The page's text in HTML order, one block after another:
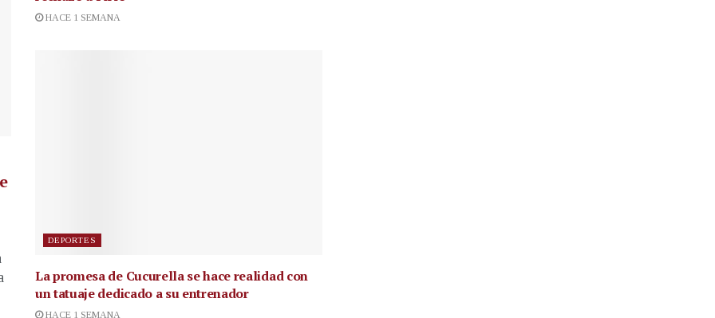
HACE 1 SEMANA
DEPORTES
La promesa de Cucurella se hace realidad con
un tatuaje dedicado a su entrenador
HACE 1 SEMANA